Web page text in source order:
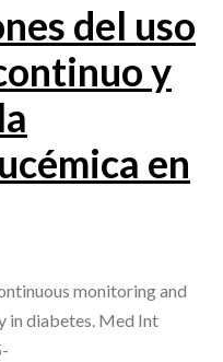
del uso
y
en
monitoring and
in diabetes. Med Int